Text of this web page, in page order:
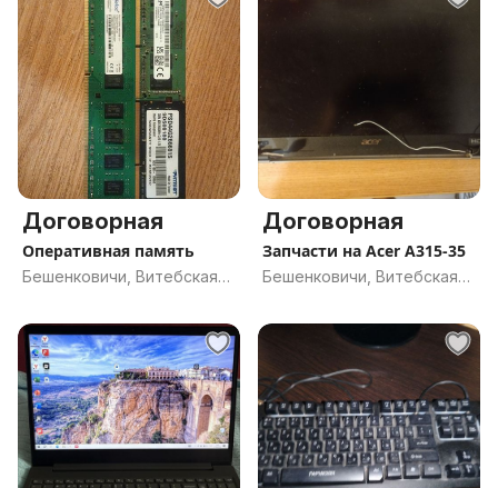
Договорная
Оперативная память
Бешенковичи, Витебская
Договорная
Запчасти на Acer A315-35
Бешенковичи, Витебская